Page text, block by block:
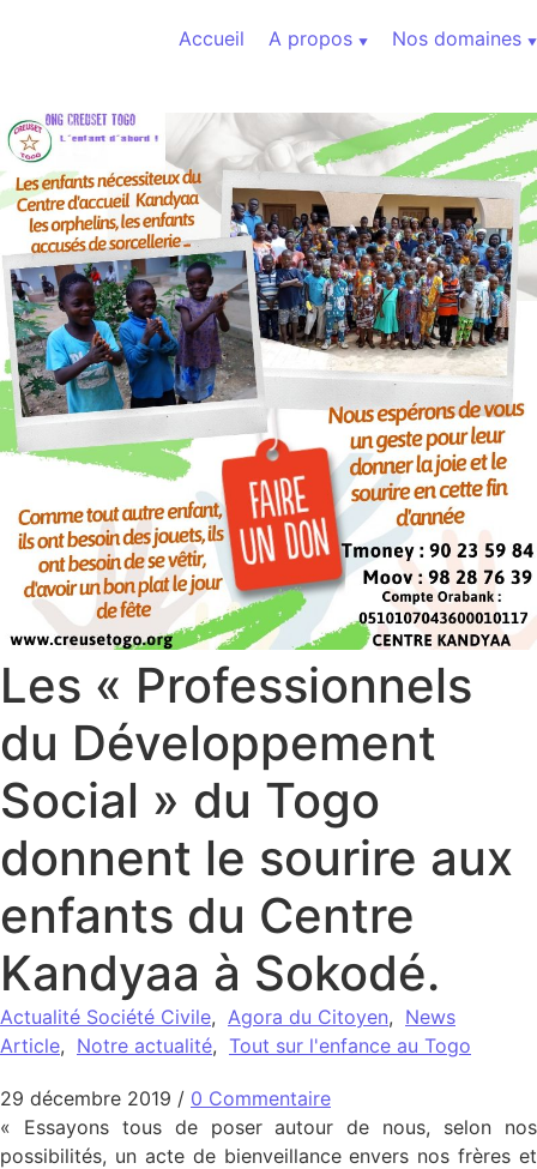
Accueil
A propos Nos domaines
Les « Professionnels
du Développement
Social » du Togo
donnent le sourire aux
enfants du Centre
Kandyaa à Sokodé.
Actualité Société Civile, Agora du Citoyen, News
Article, Notre actualité, Tout sur l'enfance au Togo
29 décembre 2019 / 0 Commentaire
« Essayons tous de poser autour de nous, selon nos
possibilités, un acte de bienveillance envers nos frères et